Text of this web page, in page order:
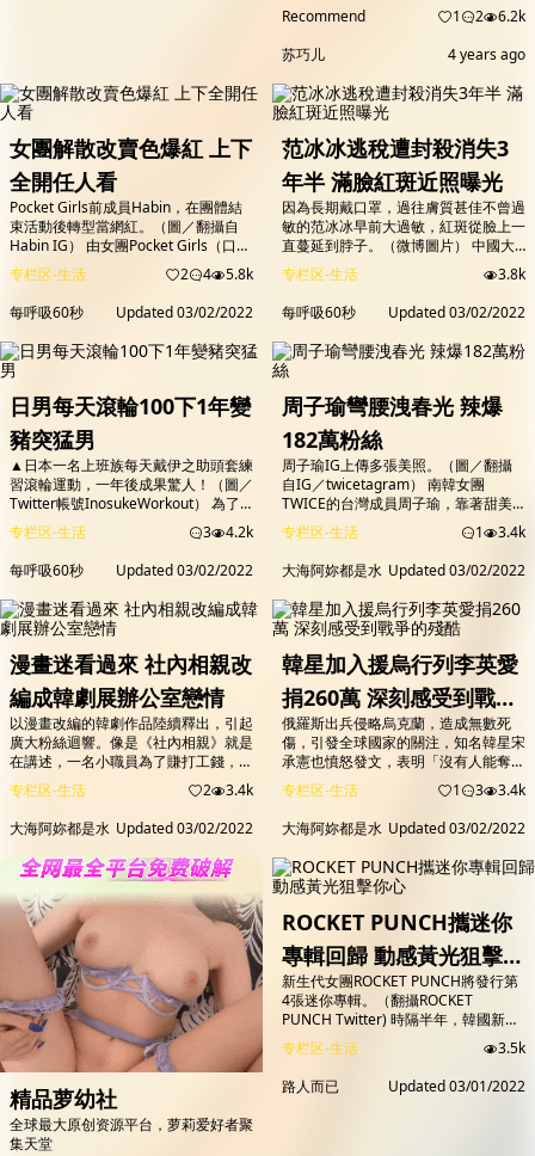
Recommend
1 2
6.2k
苏巧儿
4 years ago
女團解散改賣色爆紅 上下
全開任人看
Pocket Girls前成員Habin，在團體結
束活動後轉型當網紅。（圖／翻攝自
Habin IG） 由女團Pocket Girls（口袋
少女）出身的前28歲成員Habin，在團
體結束活動後轉型當起性感網紅，除了
接平面拍攝外，她還開設個人YouTube
以及直播與粉絲互動，然而擁有姣好身
材的她，也不吝於在IG分享超大尺度
的辣照，讓她瞬間在社群爆紅吸引了
32萬粉絲追蹤，「賣姿色不賣身」的
性感...
专栏区-生活 2 4
5.8k
每呼吸60秒
Updated03/02/2022
范冰冰逃稅遭封殺消失3
年半 滿臉紅斑近照曝光
因為長期戴口罩，過往膚質甚佳不曾過
敏的范冰冰早前大過敏，紅斑從臉上一
直蔓延到脖子。（微博圖片） 中國大
陸女星范冰冰2018年身陷「陰陽合
約」逃稅泥沼遭封殺，3年半來在大小
銀幕銷聲匿跡，僅好萊塢動作片
《355》得以上映。日前韓媒證實范冰
冰將會客串演出韓劇《Insider》，她
日前在微博公開近況，透露自己出差在
外，因為過敏導致整張臉布滿紅斑，從
眼睛周圍一直蔓延到脖子，看起來十分
嚇人。 范冰...
专栏区-生活
3.8k
每呼吸60秒
Updated03/02/2022
日男每天滾輪100下1年變
豬突猛男
▲日本一名上班族每天戴伊之助頭套練
習滾輪運動，一年後成果驚人！（圖／
Twitter帳號InosukeWorkout） 為了
擁有好身材，鮪魚肚也可以練成肌肉
男！日本一名男子為了練出動畫《鬼滅
之刃》當中「伊之助」的完美身材，一
年前開始在推特上紀錄自己滑滾輪勤練
健身的過程，經過一年後日前他分享成
果，原本圓潤的鮪魚肚已經充滿「8塊
肌」，引起網友熱烈討論！ ▲33歲的
推主分享一年前決定練習滾輪的...
专栏区-生活 3
4.2k
每呼吸60秒
Updated03/02/2022
周子瑜彎腰洩春光 辣爆
182萬粉絲
周子瑜IG上傳多張美照。（圖／翻攝
自IG／twicetagram） 南韓女團
TWICE的台灣成員周子瑜，靠著甜美
仙氣外型，獲得美國電影網站TC
Candler公布「2019全球女星最美臉
蛋」排行榜冠軍，她的一顰一笑往往都
能引起粉絲暴動，最近TWICE飛往美
國展開巡演，只見子瑜在結束紐約場的
演出後，透過社群平台狂PO美照，還
玩起假裝視訊通話，馬上引發網友熱
議。 周子瑜昨（1日）在IG分享...
专栏区-生活 1
3.4k
大海阿妳都是水 Updated03/02/2022
漫畫迷看過來 社內相親改
編成韓劇展辦公室戀情
以漫畫改編的韓劇作品陸續釋出，引起
廣大粉絲迴響。像是《社內相親》就是
在講述，一名小職員為了賺打工錢，替
千金朋友出席相親活動，沒想到對方竟
然是她的公司執行長；另外，韓劇《優
越的一天》，則是一位消防員為了救出
被綁架的女兒，得在24小時內找出連
環殺人犯。 圖／翻攝自
IG@n_a_r_a_k_9 韓劇《社內相親》：
「就用妳那高超的演技，讓我一勞永逸
地退出相親市場吧。」 為了賺取80萬
醫藥費，小職...
专栏区-生活 2
3.4k
大海阿妳都是水 Updated03/02/2022
韓星加入援烏行列李英愛
捐260萬 深刻感受到戰爭
的殘酷
俄羅斯出兵侵略烏克蘭，造成無數死
傷，引發全球國家的關注，知名韓星宋
承憲也憤怒發文，表明「沒有人能奪走
這些孩子們的幸福」，呼籲烏俄停戰，
祈禱世界和平，也貼出一連串照片抨擊
俄羅斯轟炸攻擊的暴行，赤裸裸的呈現
當地慘況。 除此之外，李英愛也霸氣
捐出1億韓元（約新台幣260萬），並
在公開信裡面表示，她的父親曾參與韓
戰，表明「我身為一名參戰勇士的家
人，比任何人都能深刻感受到戰爭的殘
酷」，期盼戰爭趕...
专栏区-生活 1 3
3.4k
大海阿妳都是水 Updated03/02/2022
精品萝幼社
全球最大原创资源平台，萝莉爱好者聚
集天堂
ROCKET PUNCH攜迷你
專輯回歸 動感黃光狙擊你
心
新生代女團ROCKET PUNCH將發行第
4張迷你專輯。（翻攝ROCKET
PUNCH Twitter) 時隔半年，韓國新生
代女團ROCKET PUNCH攜第4張迷你
專輯《YELLOW PUNCH》回歸歌壇，
新專輯是ROCKET PUNCH的「COLOR
COLLECTION」系列作品，以最接近
专栏区-生活
3.5k
路人而已
Updated03/01/2022